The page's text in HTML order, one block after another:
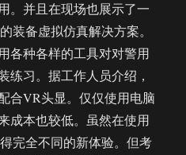
。并且在现场也展示了一
装备虚拟仿真解决方案。
各种各样的工具对对警用
练习。据工作人员介绍，
合VR头显。仅仅使用电脑
成本也较低。虽然在使用
完全不同的新体验。但考